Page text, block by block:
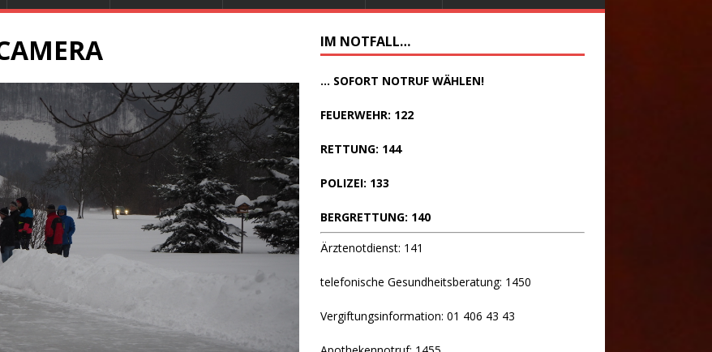
IM NOTFALL…
... SOFORT NOTRUF WÄHLEN!
FEUERWEHR: 122
RETTUNG: 144
POLIZEI: 133
BERGRETTUNG: 140
Ärztenotdienst: 141
telefonische Gesundheitsberatung: 1450
Vergiftungsinformation: 01 406 43 43